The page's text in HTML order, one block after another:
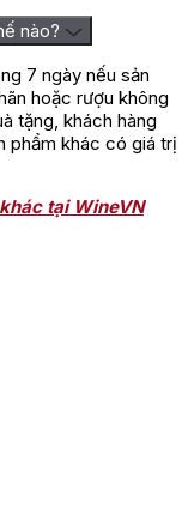
nào?
7 ngày nếu sản
hoặc rượu không
tặng, khách hàng
phẩm khác có giá trị
tại WineVN